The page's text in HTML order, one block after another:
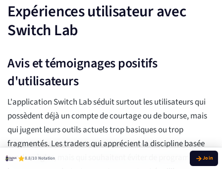
Expériences utilisateur avec
Switch Lab
Avis et témoignages positifs
d'utilisateurs
L'application Switch Lab séduit surtout les utilisateurs qui
possèdent déjà un compte de courtage ou de bourse, mais
qui jugent leurs outils actuels trop basiques ou trop
fragmentés. Les traders qui apprécient la discipline basée
sur des règles, mais qui souhaitent éviter de programmer
8.8/10 Notation